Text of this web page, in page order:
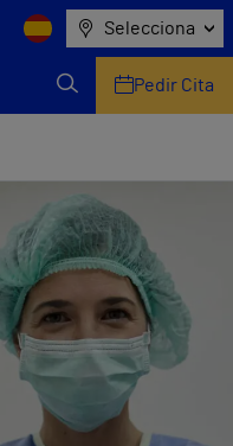
Selecciona
Pedir Cita